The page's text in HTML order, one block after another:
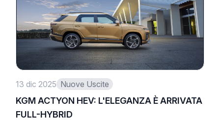
13 dic 2025 Nuove Uscite
KGM ACTYON HEV: L'ELEGANZA È ARRIVATA
FULL-HYBRID